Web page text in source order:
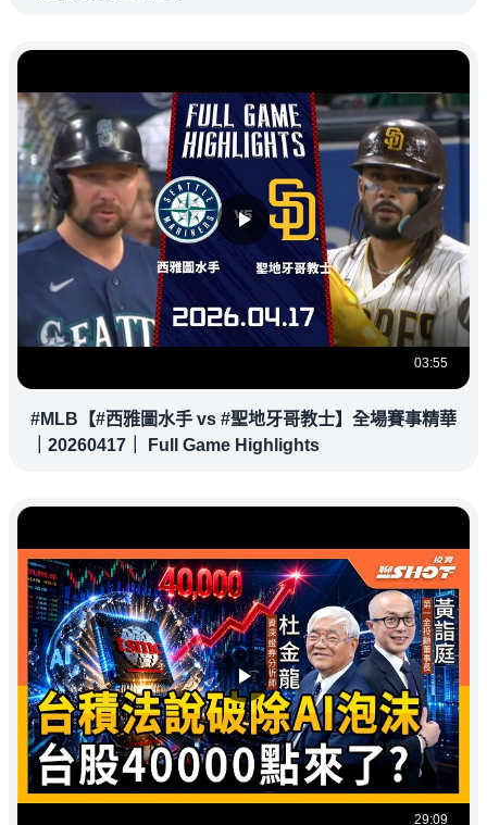
03:55
#MLB【#西雅圖水手 vs #聖地牙哥教士】全場賽事精華
｜20260417｜ Full Game Highlights
29:09